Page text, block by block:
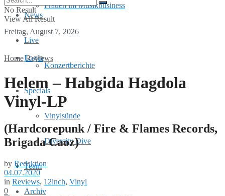
Frauen im Musikbusiness
Freitag, August 7, 2026
Login
News
Live
Konzertberichte
Specials
Vinylsünde
Diversity Dive
Team
Archiv
No Result
View All Result
Home Reviews
Helem – Habgida Hagdola
Vinyl-LP
(Hardcorepunk / Fire & Flames Records,
Brigada Caoz)
by Redaktion
04.07.2020
in Reviews, 12inch, Vinyl
0